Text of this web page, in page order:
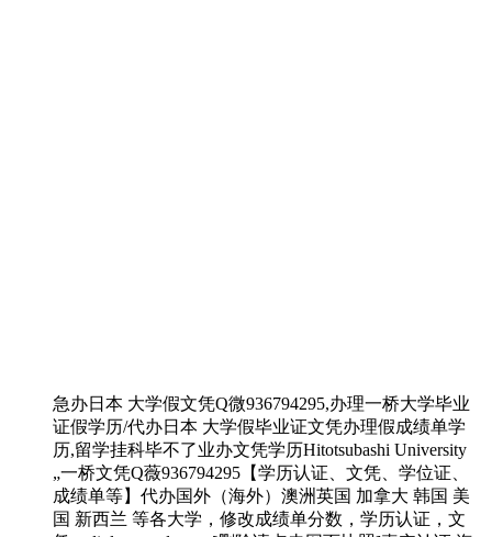
急办日本 大学假文凭Q微936794295,办理一桥大学毕业
证假学历/代办日本 大学假毕业证文凭办理假成绩单学
历,留学挂科毕不了业办文凭学历Hitotsubashi University
„一桥文凭Q薇936794295【学历认证、文凭、学位证、
成绩单等】代办国外（海外）澳洲英国 加拿大 韩国 美
国 新西兰 等各大学，修改成绩单分数，学历认证，文